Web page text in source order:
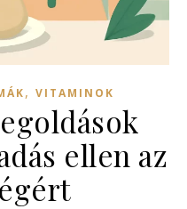
, VITAMINOK
ellen az